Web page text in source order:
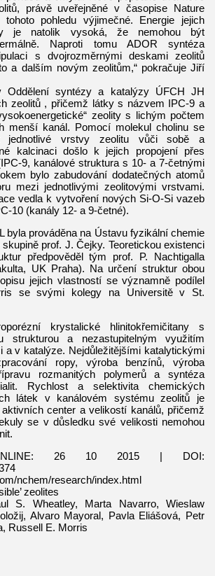
právě uveřejněné v časopise Nature
pohledu výjimečné. Energie jejich
je natolik vysoká, že nemohou být
Naproti tomu ADOR syntéza
s dvojrozměrnými deskami zeolitů
a dalším novým zeolitům,“ pokračuje Jiří
syntézy a katalýzy ÚFCH JH
zeolitů , přičemž látky s názvem IPC-9 a
zeolity s lichým počtem
menší kanál. Pomocí molekul cholinu se
jednotlivé vrstvy zeolitu vůči sobě a
kalcinaci došlo k jejich propojení přes
9, kanálové struktura s 10- a 7-četnými
bylo zabudování dodatečných atomů
mezi jednotlivými zeolitovými vrstvami.
vedla k vytvoření nových Si-O-Si vazeb
10 (kanály 12- a 9-četné).
byla prováděna na Ústavu fyzikální chemie
prof. J. Čejky. Teoretickou existenci
předpověděl tým prof. P. Nachtigalla
UK Praha). Na určení struktur obou
jejich vlastností se významně podílel
se svými kolegy na Universitě v St.
krystalické hlinitokřemičitany s
strukturou a nezastupitelným využitím
a v katalýze. Nejdůležitějšími katalytickými
ropy, výroba benzínů, výroba
rozmanitých polymerů a syntéza
Rychlost a selektivita chemických
látek v kanálovém systému zeolitů je
center a velikostí kanálů, přičemž
se v důsledku své velikosti nemohou
ONLINE: 26 10 2015 | DOI:
nchem/research/index.html
zeolites
S. Wheatley, Marta Navarro, Wieslaw
Alvaro Mayoral, Pavla Eliášová, Petr
Russell E. Morris